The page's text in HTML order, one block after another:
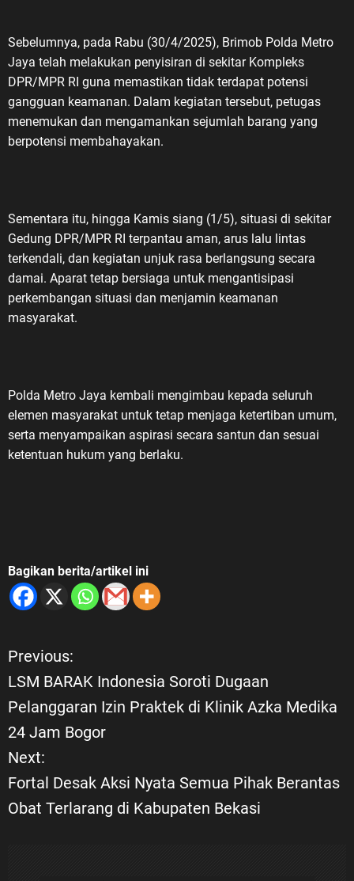
Sebelumnya, pada Rabu (30/4/2025), Brimob Polda Metro
Jaya telah melakukan penyisiran di sekitar Kompleks
DPR/MPR RI guna memastikan tidak terdapat potensi
gangguan keamanan. Dalam kegiatan tersebut, petugas
menemukan dan mengamankan sejumlah barang yang
berpotensi membahayakan.
Sementara itu, hingga Kamis siang (1/5), situasi di sekitar
Gedung DPR/MPR RI terpantau aman, arus lalu lintas
terkendali, dan kegiatan unjuk rasa berlangsung secara
damai. Aparat tetap bersiaga untuk mengantisipasi
perkembangan situasi dan menjamin keamanan
masyarakat.
Polda Metro Jaya kembali mengimbau kepada seluruh
elemen masyarakat untuk tetap menjaga ketertiban umum,
serta menyampaikan aspirasi secara santun dan sesuai
ketentuan hukum yang berlaku.
Bagikan berita/artikel ini
N
a
v
i
g
Previous:
LSM BARAK Indonesia Soroti Dugaan
Pelanggaran Izin Praktek di Klinik Azka Medika
24 Jam Bogor
Next:
Fortal Desak Aksi Nyata Semua Pihak Berantas
Obat Terlarang di Kabupaten Bekasi